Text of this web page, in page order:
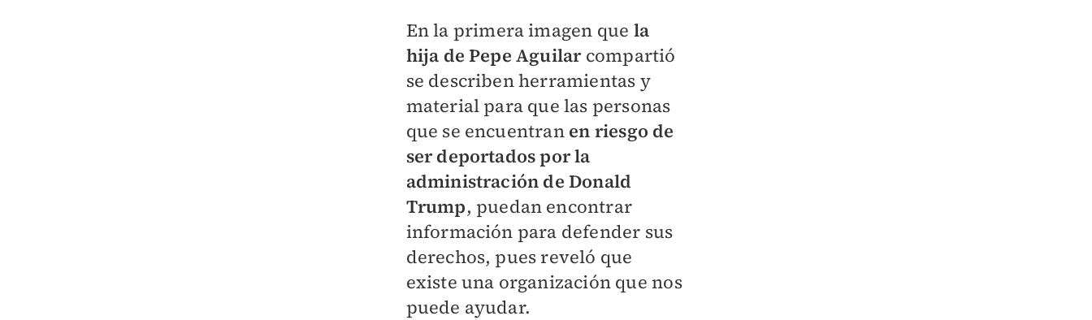
En la primera imagen que la
hija de Pepe Aguilar compartió
se describen herramientas y
material para que las personas
que se encuentran en riesgo de
ser deportados por la
administración de Donald
Trump, puedan encontrar
información para defender sus
derechos, pues reveló que
existe una organización que nos
puede ayudar.